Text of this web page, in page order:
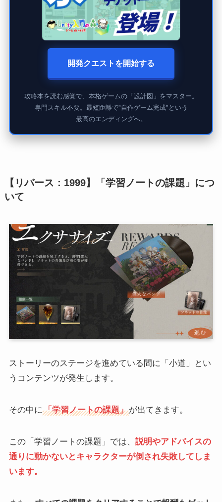
開発クエストを開始する
攻略本を読む感覚で、本格ゲームの「設計図」をマスター。
専門スキル不要。最短距離で"自作ゲーム完成"という
最高のエンディングへ。
【リバース：1999】「学習ノートの課題」につ
いて
ストーリーのステージを進めている間に「小道」とい
うコンテンツが発生します。
その中に 「学習ノートの課題」が出てきます。
この「学習ノートの課題」では、 説明やアドバイスの
通りに動かないとキャラクターが倒され失敗してしま
います。